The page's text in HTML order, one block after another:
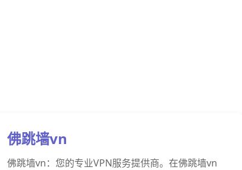
佛跳墙vn
佛跳墙vn：您的专业VPN服务提供商。在佛跳墙vn